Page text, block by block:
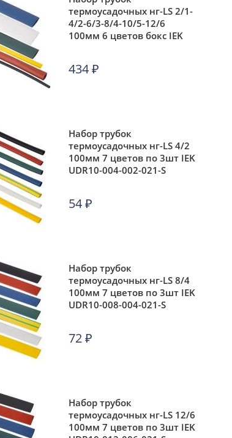
термоусадочных нг-LS 2/1-
4/2-6/3-8/4-10/5-12/6
100мм 6 цветов бокс IEK
434₽
Набор трубок
термоусадочных нг-LS 4/2
100мм 7 цветов по 3шт IEK
UDR10-004-002-021-S
54₽
Набор трубок
термоусадочных нг-LS 8/4
100мм 7 цветов по 3шт IEK
UDR10-008-004-021-S
72₽
Набор трубок
термоусадочных нг-LS 12/6
100мм 7 цветов по 3шт IEK